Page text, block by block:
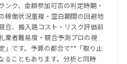
ンク、金額参加可否の判定時期・
稼働状況重複・空白期間の回避地
合、搬入路コスト・リスク評価前
業者難易度・競合予測プロの視
」です。予算の都合で**「取り止
ることもあります。分析と同時